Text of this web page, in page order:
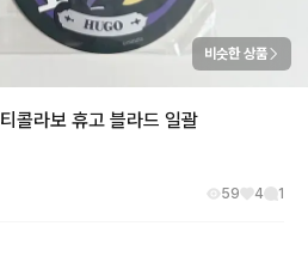
비슷한 상품
콜라보 휴고 블라드 일괄
59 4 1